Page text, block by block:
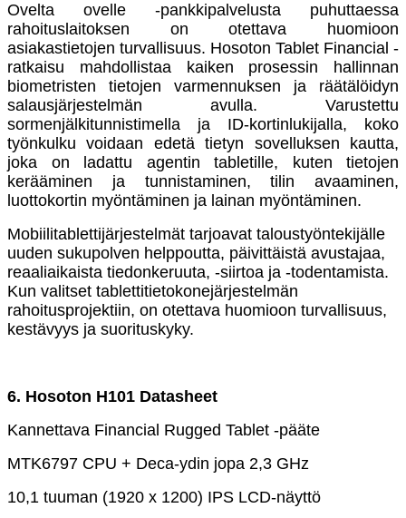
Ovelta ovelle -pankkipalvelusta puhuttaessa
rahoituslaitoksen on otettava huomioon
asiakastietojen turvallisuus. Hosoton Tablet Financial -
ratkaisu mahdollistaa kaiken prosessin hallinnan
biometristen tietojen varmennuksen ja räätälöidyn
salausjärjestelmän avulla. Varustettu
sormenjälkitunnistimella ja ID-kortinlukijalla, koko
työnkulku voidaan edetä tietyn sovelluksen kautta,
joka on ladattu agentin tabletille, kuten tietojen
kerääminen ja tunnistaminen, tilin avaaminen,
luottokortin myöntäminen ja lainan myöntäminen.
Mobiilitablettijärjestelmät tarjoavat taloustyöntekijälle
uuden sukupolven helppoutta, päivittäistä avustajaa,
reaaliaikaista tiedonkeruuta, -siirtoa ja -todentamista.
Kun valitset tablettitietokonejärjestelmän
rahoitusprojektiin, on otettava huomioon turvallisuus,
kestävyys ja suorituskyky.
6. Hosoton H101 Datasheet
Kannettava Financial Rugged Tablet -pääte
MTK6797 CPU + Deca-ydin jopa 2,3 GHz
10,1 tuuman (1920 x 1200) IPS LCD-näyttö